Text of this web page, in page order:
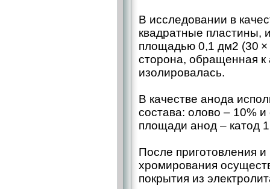
В исследовании в
квадратные пластины,
площадью 0,1 дм2 (30
сторона, обращенная к
изолировалась.
В качестве анода
состава: олово – 10%
площади анод – катод
После приготовления и
хромирования
покрытия из